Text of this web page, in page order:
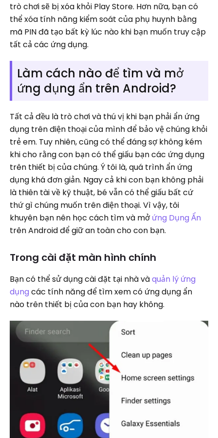
trò chơi sẽ bị xóa khỏi Play Store. Hơn nữa, bạn có
thể xóa tính năng kiểm soát của phụ huynh bằng
mã PIN đã tạo bất kỳ lúc nào khi bạn muốn truy cập
tất cả các ứng dụng.
Làm cách nào để tìm và mở
ứng dụng ẩn trên Android?
Tất cả đều là trò chơi và thú vị khi bạn phải ẩn ứng
dụng trên điện thoại của mình để bảo vệ chúng khỏi
trẻ em. Tuy nhiên, cũng có thể đáng sợ không kém
khi cho rằng con bạn có thể giấu bạn các ứng dụng
trên thiết bị của chúng. Ý tôi là, quá trình ẩn ứng
dụng khá đơn giản. Ngay cả khi con bạn không phải
là thiên tài về kỹ thuật, bé vẫn có thể giấu bất cứ
thứ gì chúng muốn trên điện thoại. Vì vậy, tôi
khuyên bạn nên học cách tìm và mởứng Dụng Ẩn
trên Android để giữ an toàn cho con bạn.
Trong cài đặt màn hình chính
Bạn có thể sử dụng cài đặt tại nhà vàquản lý ứng
dụng các tính năng để tìm xem có ứng dụng ẩn
nào trên thiết bị của con bạn hay không.